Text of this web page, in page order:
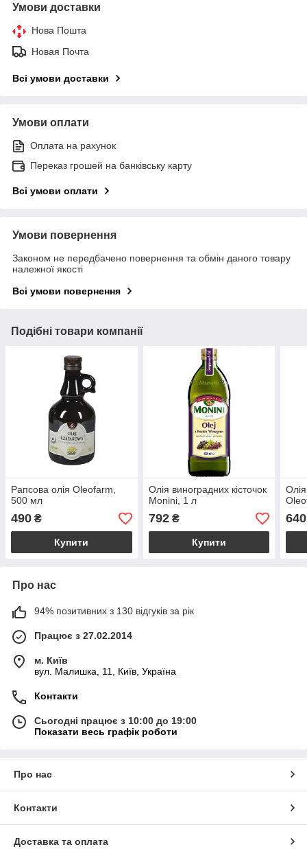
Умови доставки
Нова Пошта
Новая Почта
Всі умови доставки
Умови оплати
Оплата на рахунок
Переказ грошей на банківську карту
Всі умови оплати
Умови повернення
Законом не передбачено повернення та обмін даного товару
належної якості
Всі умови повернення
Подібні товари компанії
Рапсова олія Oleofarm,
500 мл
490 ₴
Купити
Олія виноградних кісточок
Monini, 1 л
792₴
Купити
640
Про нас
94% позитивних з 130 відгуків за рік
Працює з 27.02.2014
м. Київ
вул. Малишка, 11, Київ, Україна
Контакти
Сьогодні працює з 10:00 до 19:00
Показати весь графік роботи
Про нас
Контакти
Доставка та оплата